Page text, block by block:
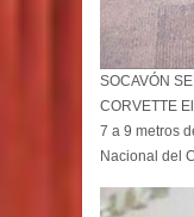
SOCAVÓN
CORVETTE
7 a 9 metros
Nacional del